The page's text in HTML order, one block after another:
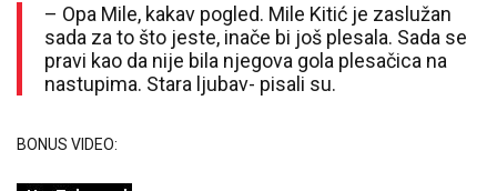
– Opa Mile, kakav pogled. Mile Kitić je zaslužan
sada za to što jeste, inače bi još plesala. Sada se
pravi kao da nije bila njegova gola plesačica na
nastupima. Stara ljubav- pisali su.
BONUS VIDEO: